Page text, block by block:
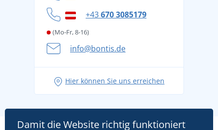
Cookie-Richtlinie
+43670 3085179
(Mo-Fr, 8-16)
info@bontis.de
Hier können Sie uns erreichen
Damit die Website richtig funktioniert